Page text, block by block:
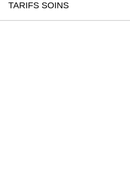
TARIFS SOINS